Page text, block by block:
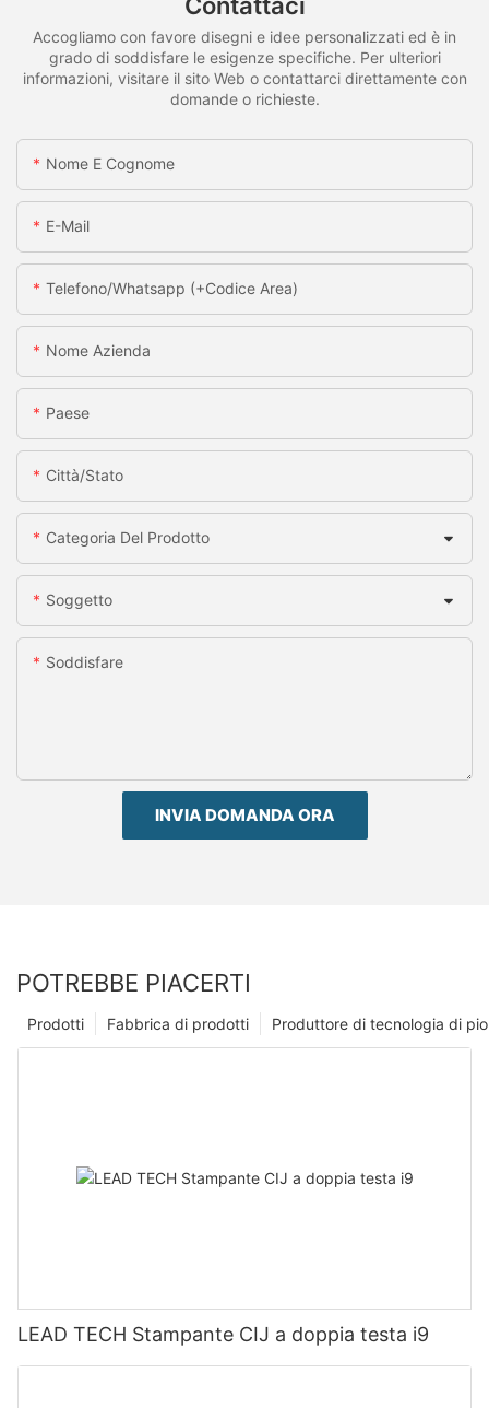
Contattaci
Accogliamo con favore disegni e idee personalizzati ed è in
grado di soddisfare le esigenze specifiche. Per ulteriori
informazioni, visitare il sito Web o contattarci direttamente con
domande o richieste.
Nome E Cognome
E-Mail
Telefono/whatsapp (+codice Area)
Nome Azienda
Paese
Città/stato
Categoria Del Prodotto
Soggetto
Soddisfare
INVIA DOMANDA ORA
POTREBBE PIACERTI
Produttore di tecnologia di
Fabbrica di prodotti
Prodotti
LEAD TECH Stampante CIJ a doppia testa i9